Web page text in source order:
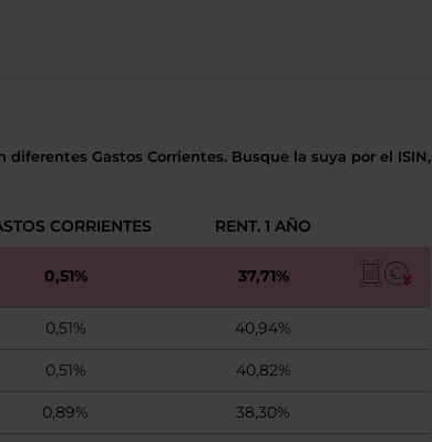
Gastos Corrientes. Busque la suya por el ISIN,
CORRIENTES RENT. 1 AÑO
0,51% 37,71%
0,51% 40,94%
0,51% 40,82%
0,89% 38,30%